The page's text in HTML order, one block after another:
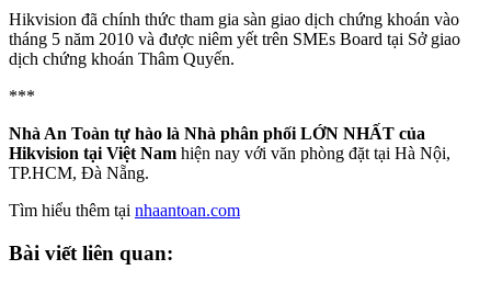
Hikvision đã chính thức tham gia sàn giao dịch chứng khoán vào
tháng 5 năm 2010 và được niêm yết trên SMEs Board tại Sở giao
dịch chứng khoán Thâm Quyến.
***
Nhà An Toàn tự hào là Nhà phân phối LỚN NHẤT của
Hikvision tại Việt Nam hiện nay với văn phòng đặt tại Hà Nội,
TP.HCM, Đà Nẵng.
Tìm hiểu thêm tại nhaantoan.com
Bài viết liên quan: